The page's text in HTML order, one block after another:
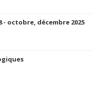
- octobre, décembre 2025